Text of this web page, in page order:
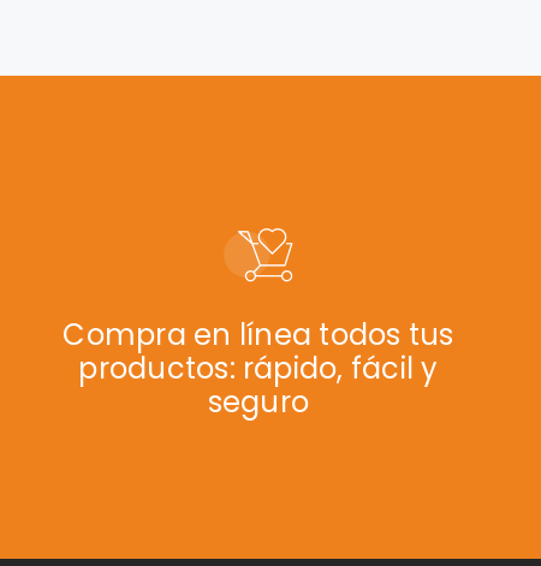
Compra en línea todos tus
productos: rápido, fácil y
seguro